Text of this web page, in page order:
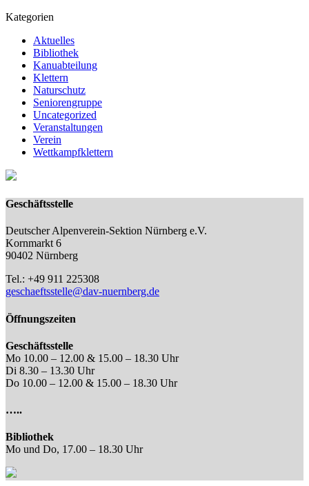
Kategorien
Aktuelles
Bibliothek
Kanuabteilung
Klettern
Naturschutz
Seniorengruppe
Uncategorized
Veranstaltungen
Verein
Wettkampfklettern
Geschäftsstelle
Deutscher Alpenverein-Sektion Nürnberg e.V.
Kornmarkt 6
90402 Nürnberg
Tel.: +49 911 225308
geschaeftsstelle@dav-nuernberg.de
Öffnungszeiten
Geschäftsstelle
Mo 10.00 – 12.00 & 15.00 – 18.30 Uhr
Di 8.30 – 13.30 Uhr
Do 10.00 – 12.00 & 15.00 – 18.30 Uhr
…..
Bibliothek
Mo und Do, 17.00 – 18.30 Uhr